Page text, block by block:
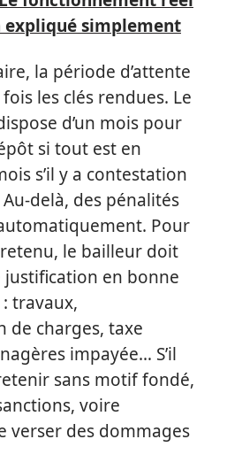
expliqué simplement
la période d’attente
les clés rendues. Le
d’un mois pour
si tout est en
s’il y a contestation
delà, des pénalités
Pour
le bailleur doit
en bonne
travaux,
de charges, taxe
impayée… S’il
sans motif fondé,
voire
verser des dommages